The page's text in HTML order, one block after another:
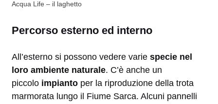
Acqua Life – il laghetto
Percorso esterno ed interno
All’esterno si possono vedere varie specie nel
loro ambiente naturale. C’è anche un
piccolo impianto per la riproduzione della trota
marmorata lungo il Fiume Sarca. Alcuni pannelli